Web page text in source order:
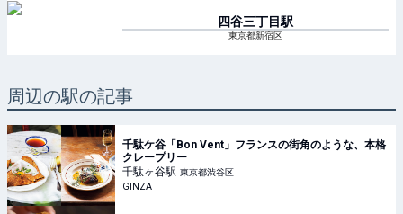
四谷三丁目駅
東京都新宿区
周辺の駅の記事
千駄ケ谷「Bon Vent」フランスの街角のような、本格
クレープリー
千駄ヶ谷駅 東京都渋谷区
GINZA